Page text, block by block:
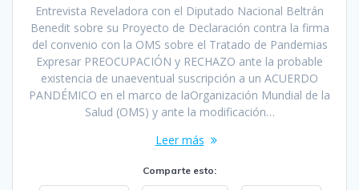
Entrevista Reveladora con el Diputado Nacional Beltrán
Benedit sobre su Proyecto de Declaración contra la firma
del convenio con la OMS sobre el Tratado de Pandemias
Expresar PREOCUPACIÓN y RECHAZO ante la probable
existencia de unaeventual suscripción a un ACUERDO
PANDÉMICO en el marco de laOrganización Mundial de la
Salud (OMS) y ante la modificación…
Leer más
Comparte esto: